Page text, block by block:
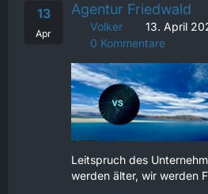
13
Apr
Agentur Friedwald
Volker 13. April
0 Kommentare
Leitspruch des
werden älter, wir werden